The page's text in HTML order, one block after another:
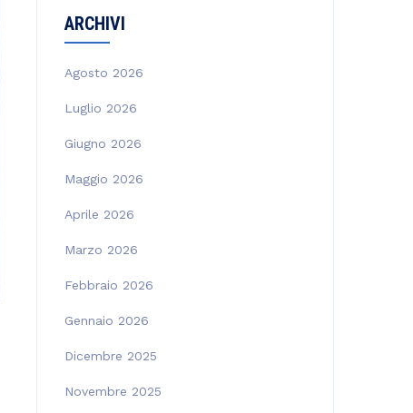
ARCHIVI
Agosto 2026
Luglio 2026
Giugno 2026
Maggio 2026
Aprile 2026
Marzo 2026
Febbraio 2026
Gennaio 2026
Dicembre 2025
Novembre 2025